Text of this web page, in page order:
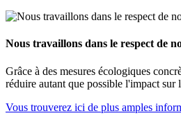
Nous travaillons dans le respect de
Grâce à des mesures écologiques
réduire autant que possible l'impact sur
Vous trouverez ici de plus amples